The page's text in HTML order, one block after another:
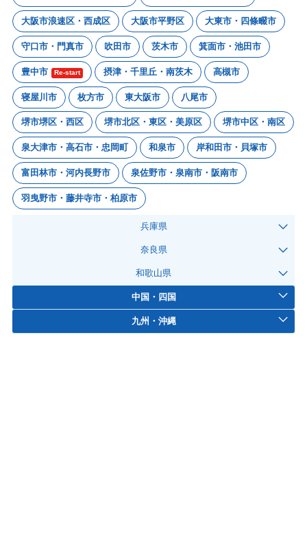
大阪市浪速区・西成区 大阪市平野区 大東市・四條畷市
守口市・門真市 吹田市 茨木市 箕面市・池田市
豊中市 Re-start 摂津・千里丘・南茨木 高槻市
寝屋川市 枚方市 東大阪市 八尾市
堺市堺区・西区 堺市北区・東区・美原区 堺市中区・南区
泉大津市・高石市・忠岡町 和泉市 岸和田市・貝塚市
富田林市・河内長野市 泉佐野市・泉南市・阪南市
羽曳野市・藤井寺市・柏原市
兵庫県
奈良県
和歌山県
中国・四国
九州・沖縄